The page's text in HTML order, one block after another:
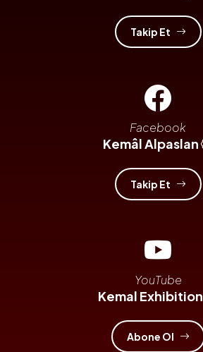
Takip Et
Facebook
Kemâl Alpaslan
Takip Et
YouTube
Kemal Exhibition
Abone Ol